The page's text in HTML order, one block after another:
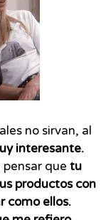
no sirvan, al
interesante.
pensar que tu
productos con
como ellos.